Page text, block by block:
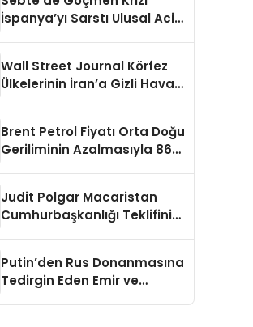
İspanya’yı Sarstı Ulusal Acil
Wall Street Journal Körfez
Ülkelerinin İran’a Gizli Hava
Brent Petrol Fiyatı Orta Doğu
Geriliminin Azalmasıyla 86
Judit Polgar Macaristan
Cumhurbaşkanlığı Teklifini
Putin’den Rus Donanmasına
Tedirgin Eden Emir ve